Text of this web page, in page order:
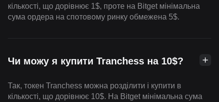
кількості, що дорівнює 1$, проте на Bitget мінімальна
сума ордера на спотовому ринку обмежена 5$.
Чи можу я купити Tranchess на 10$?
Так, токен Tranchess можна розділити і купити в
кількості, що дорівнює 10$. На Bitget мінімальна сума